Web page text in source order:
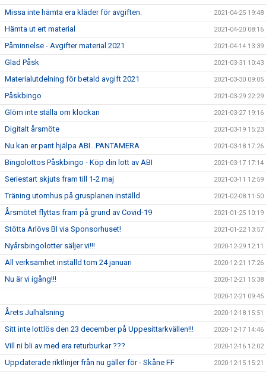
Missa inte hämta era kläder för avgiften. 2021-04-25 19:48
Hämta ut ert material 2021-04-20 08:16
Påminnelse - Avgifter material 2021 2021-04-14 13:39
Glad Påsk 2021-03-31 10:43
Materialutdelning för betald avgift 2021 2021-03-30 09:05
Påskbingo 2021-03-29 22:29
Glöm inte ställa om klockan 2021-03-27 19:16
Digitalt årsmöte 2021-03-19 15:23
Nu kan er pant hjälpa ABI…PANTAMERA 2021-03-18 17:26
Bingolottos Påskbingo - Köp din lott av ABI 2021-03-17 17:14
Seriestart skjuts fram till 1-2 maj 2021-03-11 12:59
Träning utomhus på grusplanen inställd 2021-02-08 11:50
Årsmötet flyttas fram på grund av Covid-19 2021-01-25 10:19
Stötta Arlövs BI via Sponsorhuset! 2021-01-22 13:57
Nyårsbingolotter säljer vi!!! 2020-12-29 12:11
All verksamhet inställd tom 24 januari 2020-12-21 17:26
Nu är vi igång!!! 2020-12-21 15:38
2020-12-21 09:45
Årets Julhälsning 2020-12-18 15:51
Sitt inte lottlös den 23 december på Uppesittarkvällen!!! 2020-12-17 14:46
Vill ni bli av med era returburkar ??? 2020-12-16 12:02
Uppdaterade riktlinjer från nu gäller för - Skåne FF 2020-12-15 15:21